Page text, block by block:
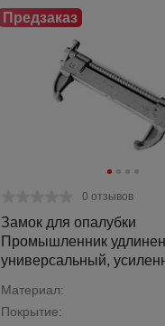
0 отзывов
Замок для опалубки
Промышленник
универсальный,
Материал:
Покрытие: